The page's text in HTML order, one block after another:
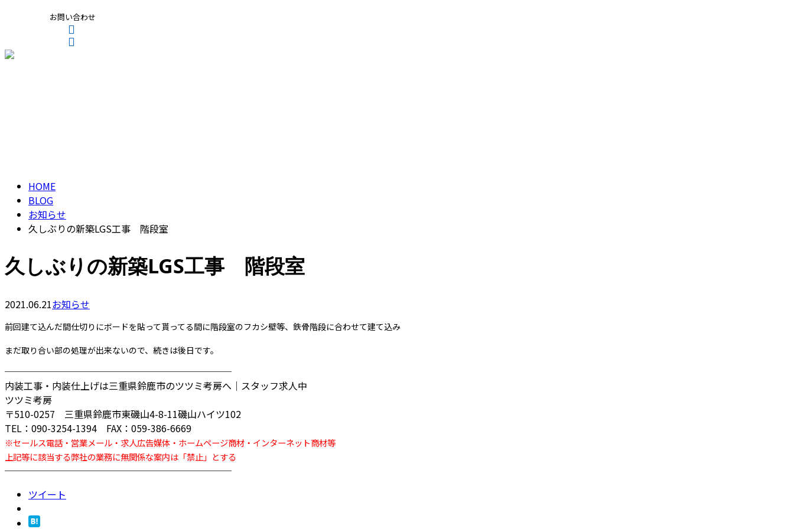
お問い合わせ
HOME
BLOG
お知らせ
久しぶりの新築LGS工事 階段室
久しぶりの新築LGS工事 階段室
2021.06.21お知らせ
前回建て込んだ間仕切りにボードを貼って貰ってる間に階段室のフカシ壁等、鉄骨階段に合わせて建て込み
まだ取り合い部の処理が出来ないので、続きは後日です。
────────────────────────
内装工事・内装仕上げは三重県鈴鹿市のツツミ考房へ｜スタッフ求人中
ツツミ考房
〒510-0257 三重県鈴鹿市東磯山4-8-11磯山ハイツ102
TEL：090-3254-1394 FAX：059-386-6669
※セールス電話・営業メール・求人広告媒体・ホームページ商材・インターネット商材等
上記等に該当する弊社の業務に無関係な案内は「禁止」とする
────────────────────────
ツイート